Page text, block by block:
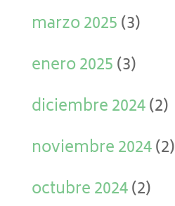
marzo 2025(3)
enero 2025(3)
diciembre 2024(2)
noviembre 2024(2)
octubre 2024(2)